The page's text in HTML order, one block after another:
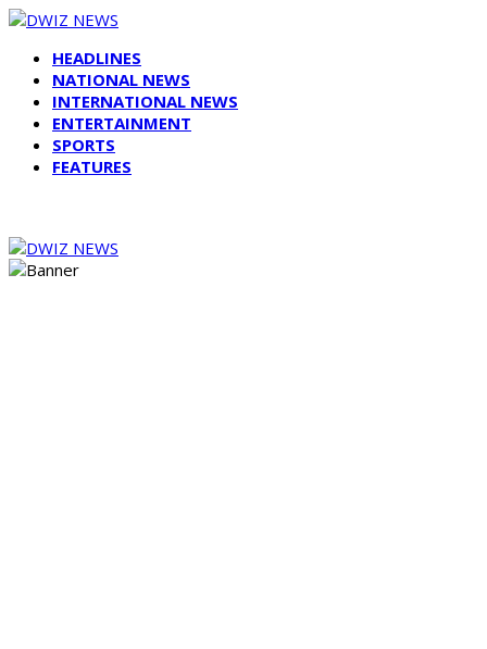
HEADLINES
NATIONAL NEWS
INTERNATIONAL NEWS
ENTERTAINMENT
SPORTS
FEATURES